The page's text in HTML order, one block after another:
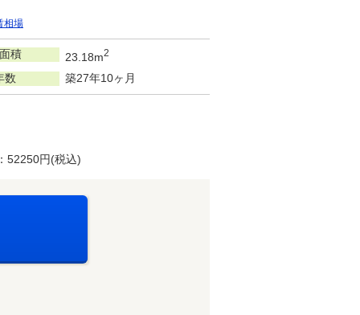
相場
積 23.18m2
数 築27年10ヶ月
52250円(税込)